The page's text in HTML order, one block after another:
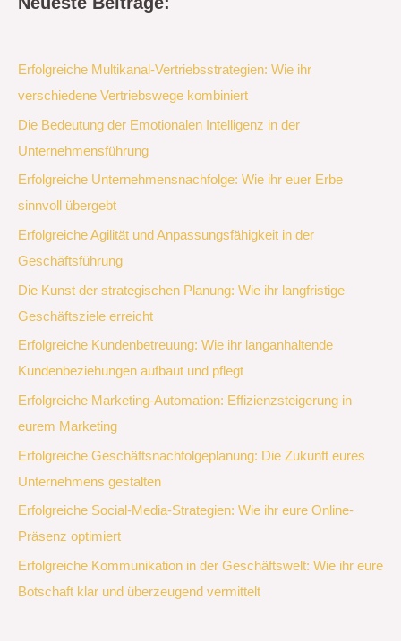
Erfolgreiche Multikanal-Vertriebsstrategien: Wie ihr
verschiedene Vertriebswege kombiniert
Die Bedeutung der Emotionalen Intelligenz in der
Unternehmensführung
Erfolgreiche Unternehmensnachfolge: Wie ihr euer Erbe
sinnvoll übergebt
Erfolgreiche Agilität und Anpassungsfähigkeit in der
Geschäftsführung
Die Kunst der strategischen Planung: Wie ihr langfristige
Geschäftsziele erreicht
Erfolgreiche Kundenbetreuung: Wie ihr langanhaltende
Kundenbeziehungen aufbaut und pflegt
Erfolgreiche Marketing-Automation: Effizienzsteigerung in
eurem Marketing
Erfolgreiche Geschäftsnachfolgeplanung: Die Zukunft eures
Unternehmens gestalten
Erfolgreiche Social-Media-Strategien: Wie ihr eure Online-
Präsenz optimiert
Erfolgreiche Kommunikation in der Geschäftswelt: Wie ihr eure
Botschaft klar und überzeugend vermittelt